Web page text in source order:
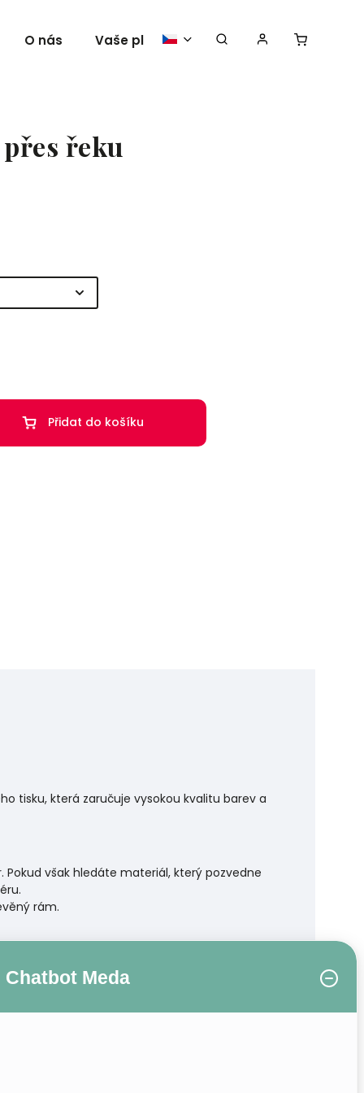
O nás Vaše plakáty
řeku
Přidat do košíku
tisku, která zaručuje vysokou kvalitu barev a
však hledáte materiál, který pozvedne
rám.
Chatbot Meda